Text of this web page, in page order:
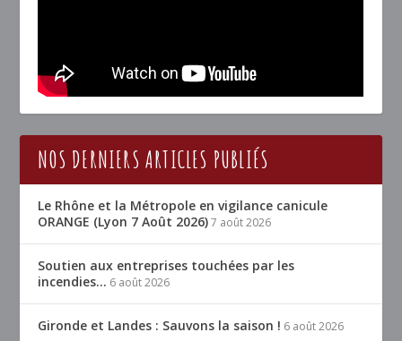
NOS DERNIERS ARTICLES PUBLIÉS
Le Rhône et la Métropole en vigilance canicule
ORANGE (Lyon 7 Août 2026) 7 août 2026
Soutien aux entreprises touchées par les
incendies… 6 août 2026
Gironde et Landes : Sauvons la saison ! 6 août 2026